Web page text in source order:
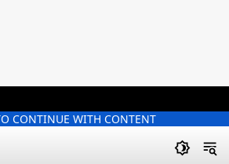
CONTINUE WITH CONTENT